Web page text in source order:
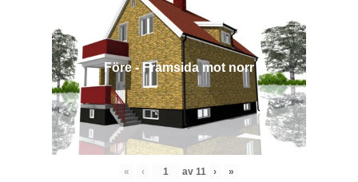
Före - Framsida mot norr
« ‹ av 11 › »